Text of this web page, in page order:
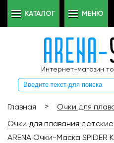
Интернет-магазин
КАТАЛОГ МЕНЮ
Главная > Очки для
Очки для плавания
ARENA Очки-Маска SPIDER